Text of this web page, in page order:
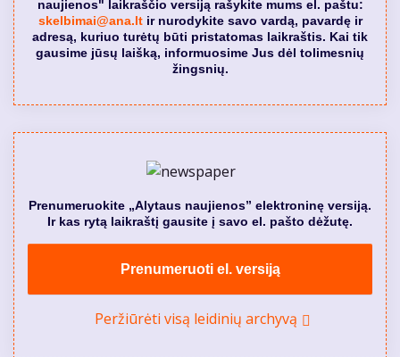
naujienos" laikraščio versiją rašykite mums el. paštu:
skelbimai@ana.ltir nurodykite savo vardą, pavardę ir
adresą, kuriuo turėtų būti pristatomas laikraštis. Kai tik
gausime jūsų laišką, informuosime Jus dėl tolimesnių
žingsnių.
Prenumeruokite „Alytaus naujienos” elektroninę versiją.
Ir kas rytą laikraštį gausite į savo el. pašto dėžutę.
Prenumeruoti el. versiją
Peržiūrėti visą leidinių archyvą